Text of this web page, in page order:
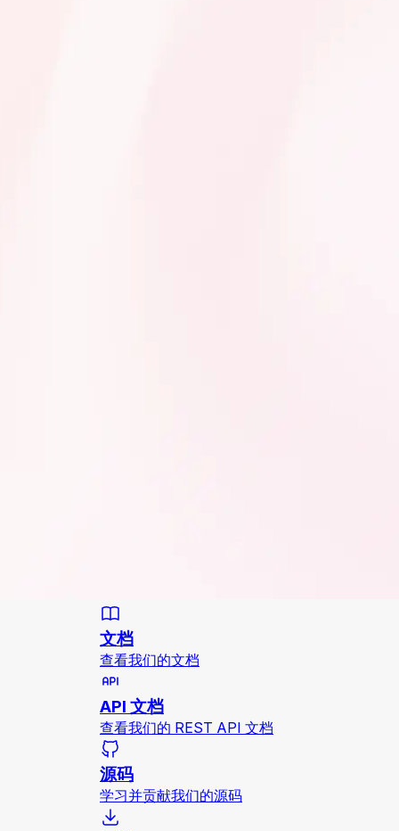
文档
查看我们的文档
API 文档
查看我们的 REST API 文档
源码
学习并贡献我们的源码